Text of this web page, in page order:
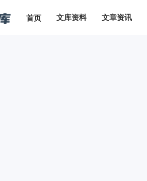
首页 文库资料 文章资讯